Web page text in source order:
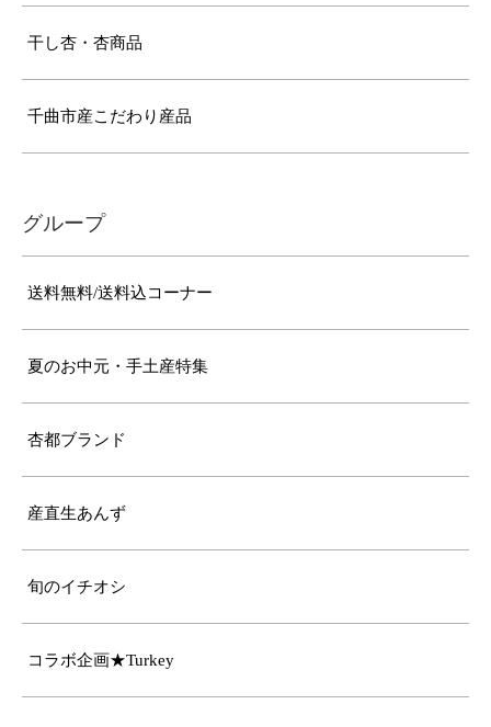
干し杏・杏商品
千曲市産こだわり産品
グループ
送料無料/送料込コーナー
夏のお中元・手土産特集
杏都ブランド
産直生あんず
旬のイチオシ
コラボ企画★Turkey